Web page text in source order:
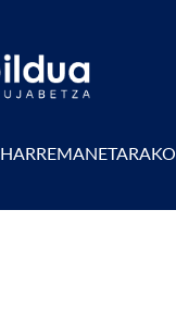
HARREMANETARAKO